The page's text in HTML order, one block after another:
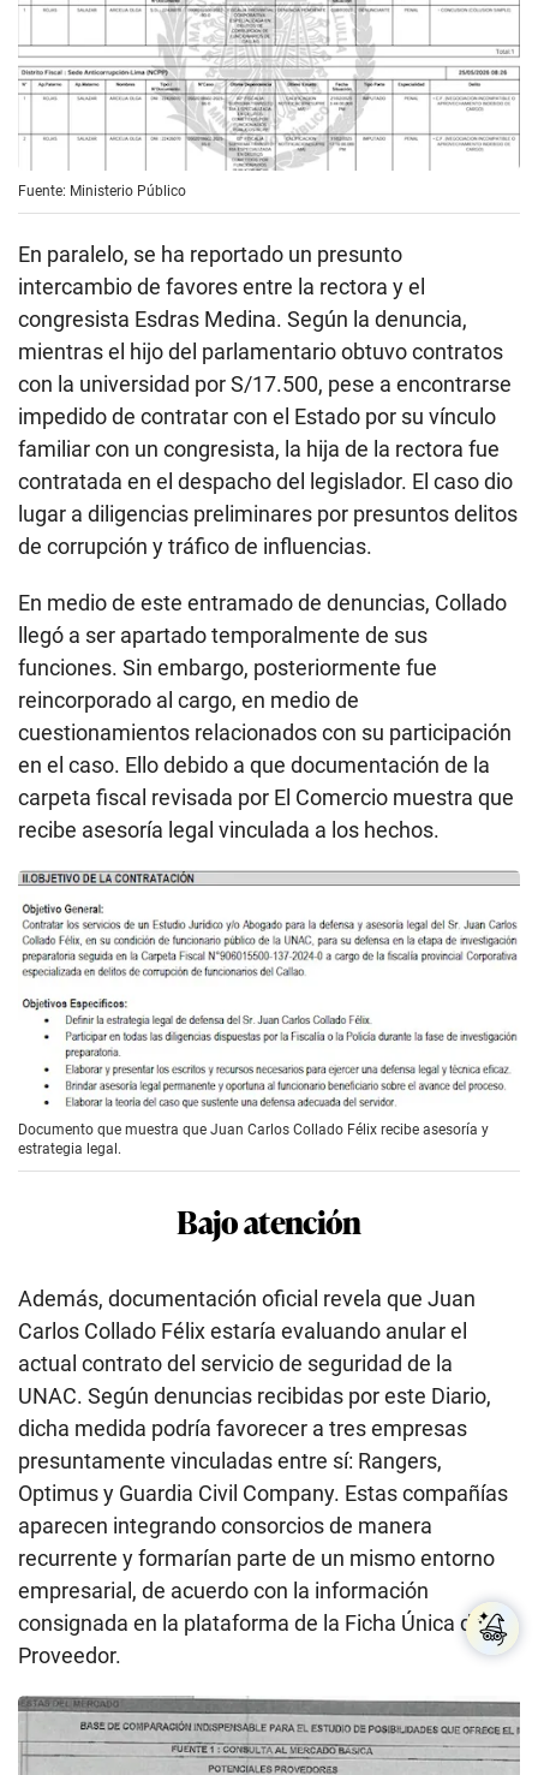
Fuente: Ministerio Público
En paralelo, se ha reportado un presunto
intercambio de favores entre la rectora y el
congresista Esdras Medina. Según la denuncia,
mientras el hijo del parlamentario obtuvo contratos
con la universidad por S/17.500, pese a encontrarse
impedido de contratar con el Estado por su vínculo
familiar con un congresista, la hija de la rectora fue
contratada en el despacho del legislador. El caso dio
lugar a diligencias preliminares por presuntos delitos
de corrupción y tráfico de influencias.
En medio de este entramado de denuncias, Collado
llegó a ser apartado temporalmente de sus
funciones. Sin embargo, posteriormente fue
reincorporado al cargo, en medio de
cuestionamientos relacionados con su participación
en el caso. Ello debido a que documentación de la
carpeta fiscal revisada por El Comercio muestra que
recibe asesoría legal vinculada a los hechos.
Documento que muestra que Juan Carlos Collado Félix recibe asesoría y
estrategia legal.
Bajo atención
Además, documentación oficial revela que Juan
Carlos Collado Félix estaría evaluando anular el
actual contrato del servicio de seguridad de la
UNAC. Según denuncias recibidas por este Diario,
dicha medida podría favorecer a tres empresas
presuntamente vinculadas entre sí: Rangers,
Optimus y Guardia Civil Company. Estas compañías
aparecen integrando consorcios de manera
recurrente y formarían parte de un mismo entorno
empresarial, de acuerdo con la información
consignada en la plataforma de la Ficha Única del
Proveedor.